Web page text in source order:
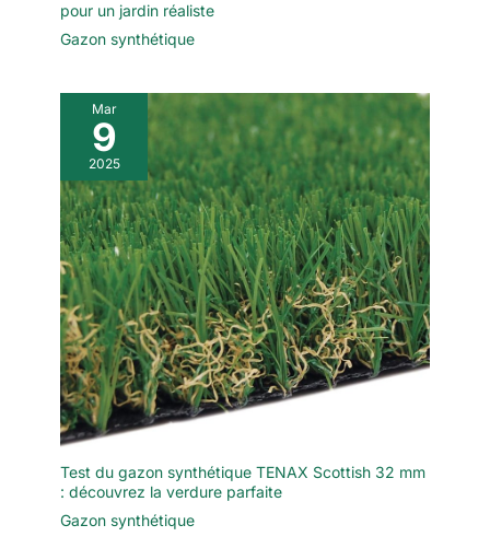
pour un jardin réaliste
Gazon synthétique
Mar
9
2025
Test du gazon synthétique TENAX Scottish 32 mm
: découvrez la verdure parfaite
Gazon synthétique